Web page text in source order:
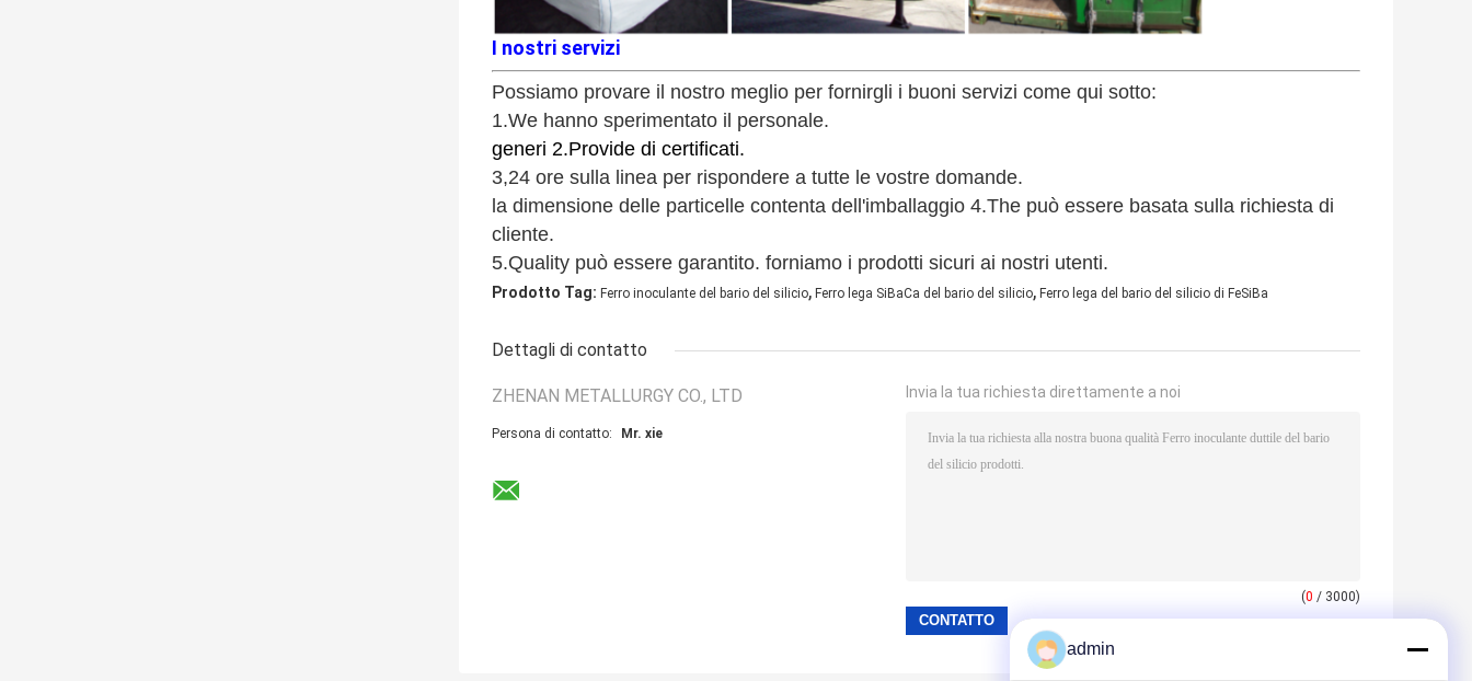
I nostri servizi
Possiamo provare il nostro meglio per fornirgli i buoni servizi come qui sotto:
1.We hanno sperimentato il personale.
generi 2.Provide di certificati.
3,24 ore sulla linea per rispondere a tutte le vostre domande.
la dimensione delle particelle contenta dell'imballaggio 4.The può essere basata sulla richiesta di
cliente.
5.Quality può essere garantito. forniamo i prodotti sicuri ai nostri utenti.
Prodotto Tag: Ferro inoculante del bario del silicio, Ferro lega SiBaCa del bario del silicio, Ferro lega del bario del silicio di FeSiBa
Dettagli di contatto
ZHENAN METALLURGY CO., LTD
Persona di contatto: Mr. xie
Invia la tua richiesta direttamente a noi
(0 / 3000)
admin